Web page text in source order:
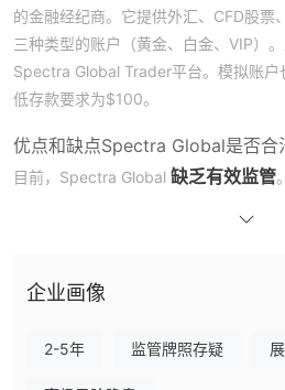
的金融经纪商。它提供外汇、CFD股票
三种类型的账户（黄金、白金、VIP）
Spectra Global Trader平台。模拟账户
低存款要求为$100。
优点和缺点Spectra Global是否合
目前，Spectra Global 缺乏有效监管
我可以在Spectra Global上交易什
和期货 。
账户类型
企业画像
2-5年 监管牌照存疑